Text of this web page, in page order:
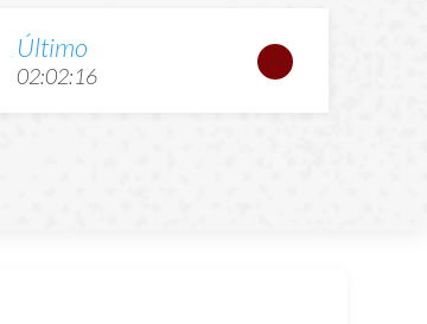
Último
02:02:16